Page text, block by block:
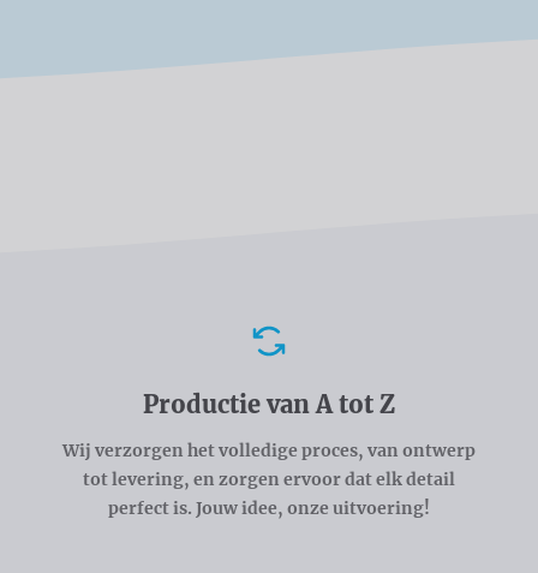
Productie van A tot Z
Wij verzorgen het volledige proces, van ontwerp
tot levering, en zorgen ervoor dat elk detail
perfect is. Jouw idee, onze uitvoering!